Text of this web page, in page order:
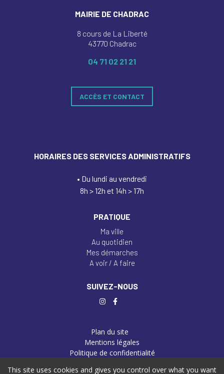
MAIRIE DE CHADRAC
8 cours de La Liberté
43770 Chadrac
04 71 02 21 21
ACCÈS ET CONTACT
HORAIRES DES SERVICES ADMINISTRATIFS
• Du lundi au vendredi
8h > 12h et 14h > 17h
PRATIQUE
Ma ville
Au quotidien
Mes démarches
A voir / A faire
SUIVEZ-NOUS
Plan du site
Mentions légales
Politique de confidentialité
This site uses cookies and gives you control over what you want